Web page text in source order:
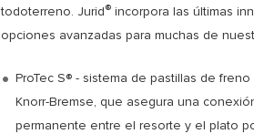
todoterreno. Jurid® incorpora las últimas
opciones avanzadas para muchas de
ProTec S® - sistema de pastillas de
Knorr-Bremse, que asegura una
permanente entre el resorte y el plato